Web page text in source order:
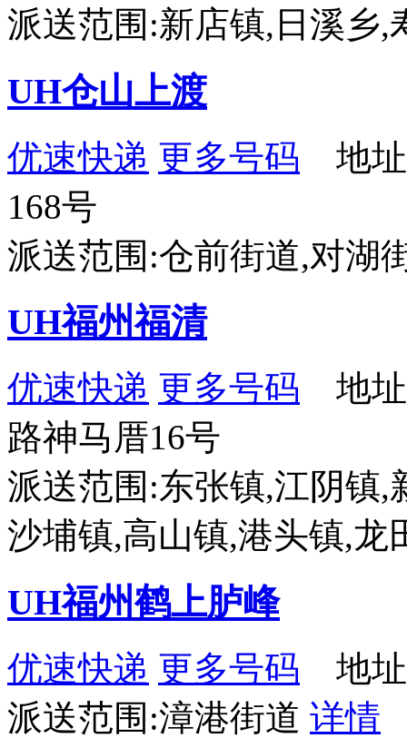
派送范围:新店镇,日溪乡,
UH仓山上渡
优速快递 更多号码 地址
168号
派送范围:仓前街道,对湖
UH福州福清
优速快递 更多号码 地址
路神马厝16号
派送范围:东张镇,江阴镇,
沙埔镇,高山镇,港头镇,
UH福州鹤上胪峰
优速快递 更多号码 地址
派送范围:漳港街道 详情